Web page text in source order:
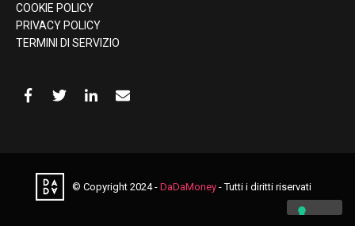
COOKIE POLICY
PRIVACY POLICY
TERMINI DI SERVIZIO
© Copyright 2024 -DaDaMoney - Tutti i diritti riservati